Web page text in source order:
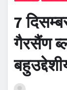
7
गैरसैंण